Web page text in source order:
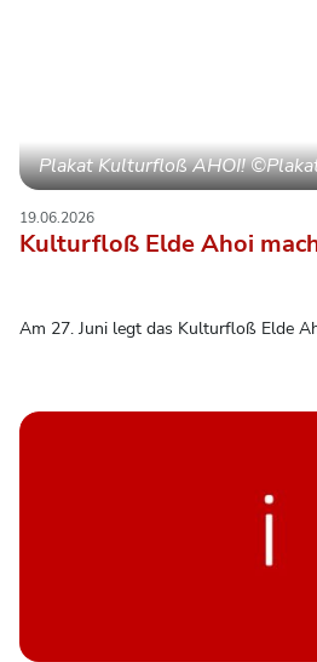
Plakat Kulturfloß AHOI!
Kulturfloß Elde Ahoi
19.06.2026
Am 27. Juni legt das Kulturfloß Elde